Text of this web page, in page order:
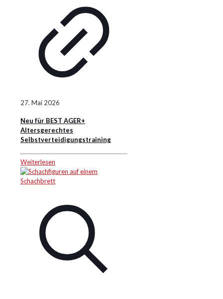
27. Mai 2026
Neu für BEST AGER+
Altersgerechtes
Selbstverteidigungstraining
Weiterlesen